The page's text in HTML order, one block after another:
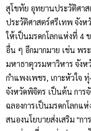
สุโขทัย อุทยานประวัติศา
ประวัติศาสตร์ศรีเทพ จัง
ให้เป็นมรดกโลกแห่งที่ 4
อื่น ๆ อีกมากมาย เช่น พร
มหาธาตุวรมหาวิหาร จัง
กำแพงเพชร, เกาะหัวใจ
จังหวัดพิจิตร เป็นต้น การ
ฉลองการเป็นมรดกโลกแ
สนองนโยบายส่งเสริม "กา